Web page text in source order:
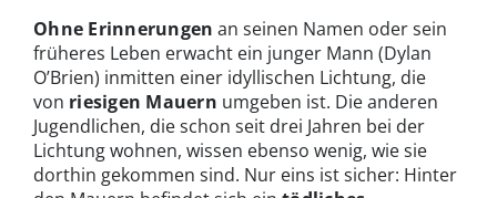
Ohne Erinnerungen an seinen Namen oder sein
früheres Leben erwacht ein junger Mann (Dylan
O’Brien) inmitten einer idyllischen Lichtung, die
von riesigen Mauern umgeben ist. Die anderen
Jugendlichen, die schon seit drei Jahren bei der
Lichtung wohnen, wissen ebenso wenig, wie sie
dorthin gekommen sind. Nur eins ist sicher: Hinter